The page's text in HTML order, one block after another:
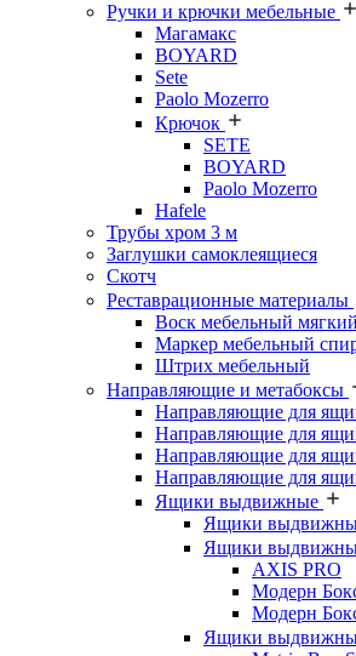
Ручки и крючки мебельные
Магамакс
BOYARD
Sete
Paolo Mozerro
Крючок
SETE
BOYARD
Paolo Mozerro
Hafele
Трубы хром 3 м
Заглушки самоклеящиеся
Скотч
Реставрационные материалы
Воск мебельный мягкий
Маркер мебельный
Штрих мебельный
Направляющие и метабоксы
Направляющие для
Направляющие для
Направляющие для
Направляющие для
Ящики выдвижные
Ящики
Ящики
AXIS PRO
Модерн
Модерн
Ящики